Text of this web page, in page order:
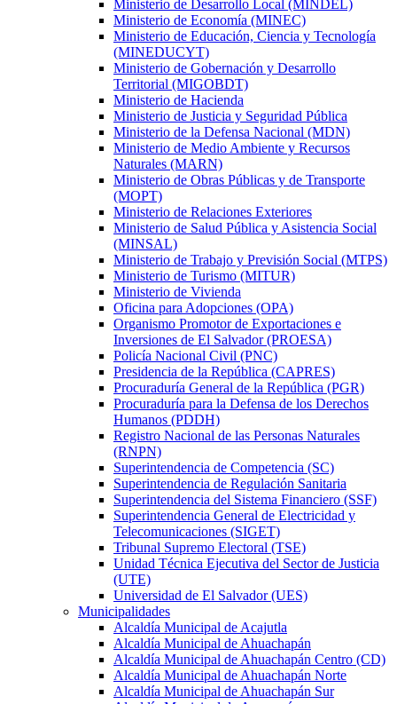
Ministerio de Desarrollo Local (MINDEL)
Ministerio de Economía (MINEC)
Ministerio de Educación, Ciencia y Tecnología
(MINEDUCYT)
Ministerio de Gobernación y Desarrollo
Territorial (MIGOBDT)
Ministerio de Hacienda
Ministerio de Justicia y Seguridad Pública
Ministerio de la Defensa Nacional (MDN)
Ministerio de Medio Ambiente y Recursos
Naturales (MARN)
Ministerio de Obras Públicas y de Transporte
(MOPT)
Ministerio de Relaciones Exteriores
Ministerio de Salud Pública y Asistencia Social
(MINSAL)
Ministerio de Trabajo y Previsión Social (MTPS)
Ministerio de Turismo (MITUR)
Ministerio de Vivienda
Oficina para Adopciones (OPA)
Organismo Promotor de Exportaciones e
Inversiones de El Salvador (PROESA)
Policía Nacional Civil (PNC)
Presidencia de la República (CAPRES)
Procuraduría General de la República (PGR)
Procuraduría para la Defensa de los Derechos
Humanos (PDDH)
Registro Nacional de las Personas Naturales
(RNPN)
Superintendencia de Competencia (SC)
Superintendencia de Regulación Sanitaria
Superintendencia del Sistema Financiero (SSF)
Superintendencia General de Electricidad y
Telecomunicaciones (SIGET)
Tribunal Supremo Electoral (TSE)
Unidad Técnica Ejecutiva del Sector de Justicia
(UTE)
Universidad de El Salvador (UES)
Municipalidades
Alcaldía Municipal de Acajutla
Alcaldía Municipal de Ahuachapán
Alcaldía Municipal de Ahuachapán Centro (CD)
Alcaldía Municipal de Ahuachapán Norte
Alcaldía Municipal de Ahuachapán Sur